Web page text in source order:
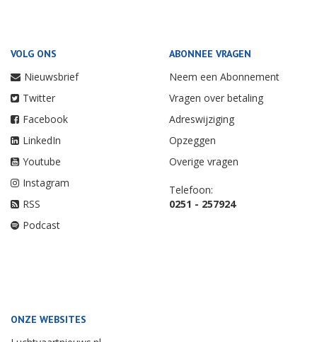
VOLG ONS
Nieuwsbrief
Twitter
Facebook
LinkedIn
Youtube
Instagram
RSS
Podcast
ABONNEE VRAGEN
Neem een Abonnement
Vragen over betaling
Adreswijziging
Opzeggen
Overige vragen
Telefoon:
0251 - 257924
ONZE WEBSITES